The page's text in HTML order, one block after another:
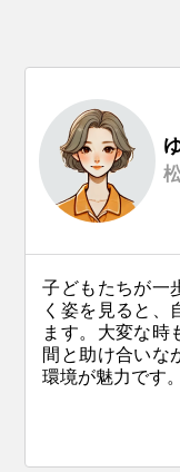
子どもたちが一
く姿を見ると、
ます。大変な時
間と助け合いな
環境が魅力です。